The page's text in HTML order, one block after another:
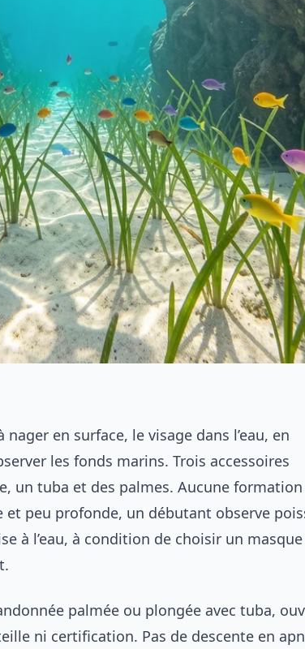
en surface, le visage dans l’eau, en
les fonds marins. Trois accessoires
un tuba et des palmes. Aucune formation
et peu profonde, un débutant observe
à l’eau, à condition de choisir un masque
palmée ou plongée avec tuba,
ni certification. Pas de descente en